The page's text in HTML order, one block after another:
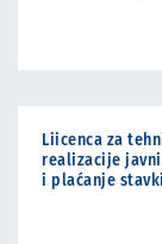
Liicenca za
realizacije
i plaćanje